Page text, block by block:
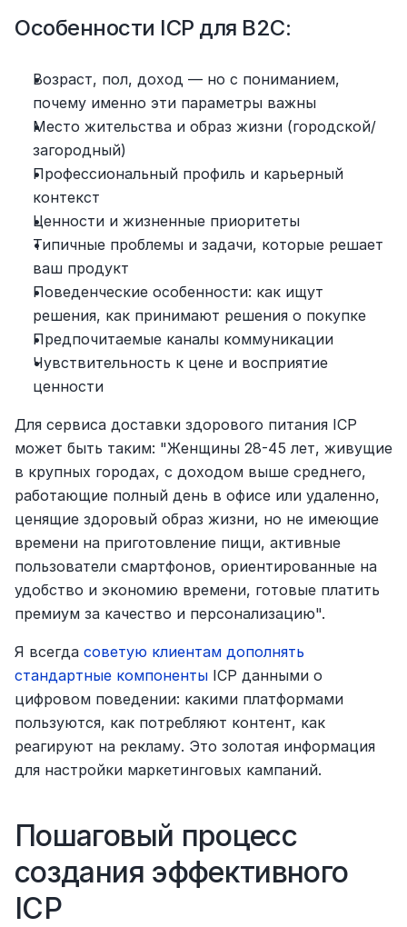
Особенности ICP для B2C:
Возраст, пол, доход — но с пониманием,
почему именно эти параметры важны
Место жительства и образ жизни (городской/
загородный)
Профессиональный профиль и карьерный
контекст
Ценности и жизненные приоритеты
Типичные проблемы и задачи, которые решает
ваш продукт
Поведенческие особенности: как ищут
решения, как принимают решения о покупке
Предпочитаемые каналы коммуникации
Чувствительность к цене и восприятие
ценности
Для сервиса доставки здорового питания ICP
может быть таким: "Женщины 28-45 лет, живущие
в крупных городах, с доходом выше среднего,
работающие полный день в офисе или удаленно,
ценящие здоровый образ жизни, но не имеющие
времени на приготовление пищи, активные
пользователи смартфонов, ориентированные на
удобство и экономию времени, готовые платить
премиум за качество и персонализацию".
Я всегда советую клиентам дополнять
стандартные компоненты ICP данными о
цифровом поведении: какими платформами
пользуются, как потребляют контент, как
реагируют на рекламу. Это золотая информация
для настройки маркетинговых кампаний.
Пошаговый процесс
создания эффективного
ICP